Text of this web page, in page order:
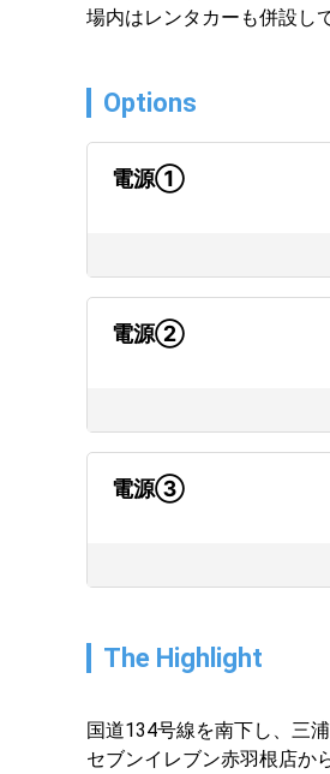
場内はレンタカーも併設し
Options
電源①
電源②
電源③
The Highlight
国道134号線を南下し、三
セブンイレブン赤羽根店か